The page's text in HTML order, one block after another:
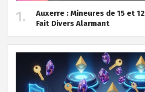
Auxerre : Mineures de 15 et
Fait Divers Alarmant